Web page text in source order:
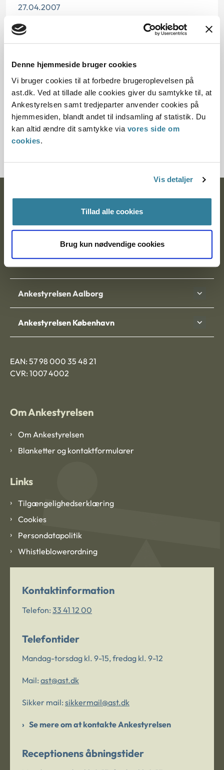
Denne hjemmeside bruger cookies
Vi bruger cookies til at forbedre brugeroplevelsen på
ast.dk. Ved at tillade alle cookies giver du samtykke til, at
Ankestyrelsen samt tredjeparter anvender cookies på
hjemmesiden, blandt andet til indsamling af statistik. Du
kan altid ændre dit samtykke via vores side om
cookies.
Vis detaljer
Tillad alle cookies
Brug kun nødvendige cookies
27.04.2007
Offentliggørelsesdato
§ 96
Journalnummer
3500654-06
Ankestyrelsen
Nytorv 7, 2. sal
Ankestyrelsen Aalborg
Ankestyrelsen København
EAN: 57 98 000 35 48 21
CVR: 1007 4002
Om Ankestyrelsen
Om Ankestyrelsen
Blanketter og kontaktformularer
Links
Tilgængelighedserklæring
Cookies
Persondatapolitik
Whistleblowerordning
Kontaktinformation
Telefon: 33 41 12 00
Telefontider
Mandag-torsdag kl. 9-15, fredag kl. 9-12
Mail: ast@ast.dk
Sikker mail: sikkermail@ast.dk
Se mere om at kontakte Ankestyrelsen
Receptionens åbningstider